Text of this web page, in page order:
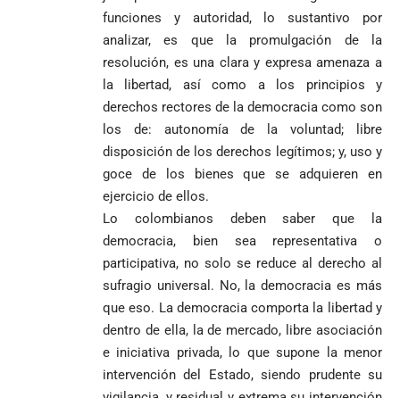
funciones y autoridad, lo sustantivo por
analizar, es que la promulgación de la
resolución, es una clara y expresa amenaza a
la libertad, así como a los principios y
derechos rectores de la democracia como son
los de: autonomía de la voluntad; libre
disposición de los derechos legítimos; y, uso y
goce de los bienes que se adquieren en
ejercicio de ellos.
Lo colombianos deben saber que la
democracia, bien sea representativa o
participativa, no solo se reduce al derecho al
sufragio universal. No, la democracia es más
que eso. La democracia comporta la libertad y
dentro de ella, la de mercado, libre asociación
e iniciativa privada, lo que supone la menor
intervención del Estado, siendo prudente su
marcha del 1
de mayo
Fico Gutiérrez
demanda
de Quintero en
pide
suspensión
inmediata del
cargo
Más de 700
indígenas,
afrodescendientes
y mestizos
campesinos
inician nueva
jornada académica
en Medellín
Diócesis de
preconteo,
pero pide
impugnar
33.000 mesas
y vigilar el
escrutinio
afirma que “no
se puede
proclamar
presidente” y
los
escrutinios
oficiales
Cabo Verde
ante Argentina
es elegido el
mejor del
Mundial 2026
Costa de
sorprende a
Ecuador en el
último suspiro
y acaba con su
invicto de 19
partidos
Pantalla & Dial.
medios: Nueva
presidencial
presuntamente lo
Medellín: un
camino que no
nombra al padre
Diego Luis Rendón
Urrea como nuevo
obispo de Jericó
Más de 700
indígenas,
afrodescendientes
y mestizos
campesinos
inician nueva
jornada académica
en Medellín